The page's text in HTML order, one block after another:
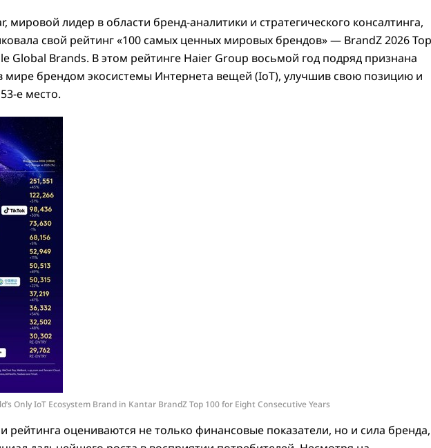
мировой лидер в области бренд-аналитики и стратегического консалтинга,
свой рейтинг «100 самых ценных мировых брендов» — BrandZ 2026 Top
Global Brands. В этом рейтинге Haier Group восьмой год подряд признана
мире брендом экосистемы Интернета вещей (IoT), улучшив свою позицию и
е место.
Only IoT Ecosystem Brand in Kantar BrandZ Top 100 for Eight Consecutive Years
рейтинга оцениваются не только финансовые показатели, но и сила